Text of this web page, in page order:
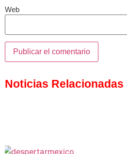
Web
Noticias Relacionadas